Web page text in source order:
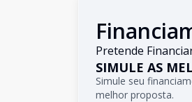
Pretende
SIMULE AS
Simule seu
melhor proposta.